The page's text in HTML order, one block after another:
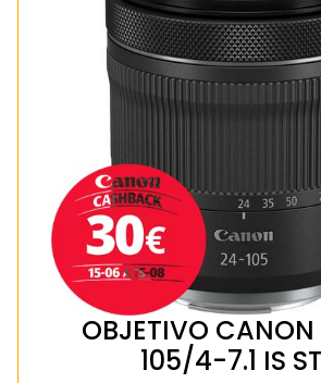
OBJETIVO
105/4-7.1 IS